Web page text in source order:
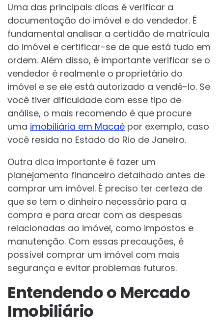
Uma das principais dicas é verificar a
documentação do imóvel e do vendedor. É
fundamental analisar a certidão de matrícula
do imóvel e certificar-se de que está tudo em
ordem. Além disso, é importante verificar se o
vendedor é realmente o proprietário do
imóvel e se ele está autorizado a vendê-lo. Se
você tiver dificuldade com esse tipo de
análise, o mais recomendo é que procure
uma imobiliária em Macaé por exemplo, caso
você resida no Estado do Rio de Janeiro.
Outra dica importante é fazer um
planejamento financeiro detalhado antes de
comprar um imóvel. É preciso ter certeza de
que se tem o dinheiro necessário para a
compra e para arcar com as despesas
relacionadas ao imóvel, como impostos e
manutenção. Com essas precauções, é
possível comprar um imóvel com mais
segurança e evitar problemas futuros.
Entendendo o Mercado
Imobiliário